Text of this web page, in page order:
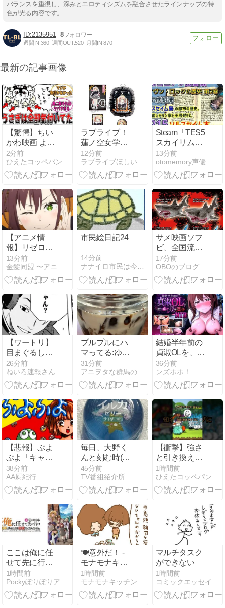
バランスを重視し、深みとエロティシズムを融合させたラインナップの特
色が光る内容です。
2135951 8
週間IN:360 週間OUT:520 月間IN:870
最新の記事画像
【驚愕】ちい
かわ映画 よく
みたら島二郎
って一度も●●
してない?!
2分前
ひえたコッペパン
ラブライブ！
蓮ノ空女学院
スクールアイ
ドルクラブ(バ
ースデー2026)
購買部
BIRTHDAYプ
レゼント2026
～日野下花帆
お祝いセット
～
12分前
Steam「TES5：
スカイリム
SE/AE」攻
略・感想・ネ
タバレ！【ア
書館／レイヴ
ン・ロックの
歴史 第2巻】
215（字幕プ
レイ動画あ
り）
13分前
【アニメ情
報】リゼロ4
期 奪還編（8
月12日から放
送開始）
13分前
市民絵日記24
14分前
サメ映画ソフ
ビ、全国流通
予約開始！！
17分前
OBOのブログ
【ワートリ】
目まぐるしく
入れ替わる攻
防
26分前
ねいろ速報さん
プルプルにハ
マってる:ゆる
ベジ1000日チ
ャレンジ944
日目
31分前
アニヲタな群馬のゆるベジインストラクターひこが行く
結婚半年前の
貞淑OLを、触
れて囁いて7
日間で堕とす
NTR｜ノワー
36分前
ンズポポ！
【悲報】ぷよ
ぷよ「キャラ
可愛いです、
頭使います、
面白いです」
かった理由…
38分前
AA厨紀行
毎日、大野く
んと刻む時(〃
▽〃)はや19
日・・・まだ
19日？しあわ
45分前
TV番組紹介所
【衝撃】強さ
と引き換えに
ビジュアル捨
てたやつあげ
てけw
1時間前
ひえたコッペパン
ここは俺に任
せて先に行け
と言ってから
10年がたった
ら伝説になっ
1時間前
🍽️意外だ！ -
モナモナキッ
チン🍳 小話
(家財をもら
お！)
1時間前
マルチタスク
ができない
1時間前